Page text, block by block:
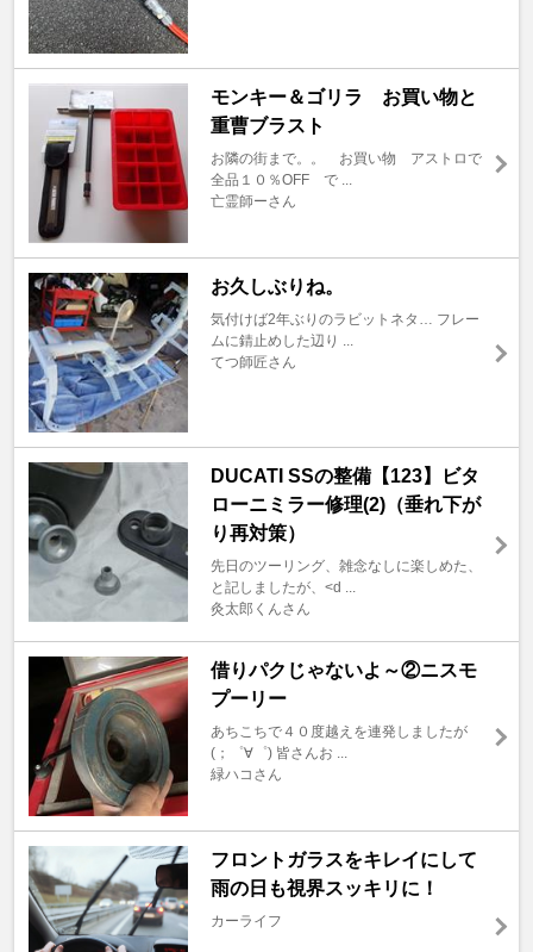
モンキー＆ゴリラ お買い物と
重曹ブラスト
お隣の街まで。。 お買い物 アストロで
全品１０％OFF で ...
亡霊師ーさん
お久しぶりね。
気付けば2年ぶりのラビットネタ… フレー
ムに錆止めした辺り ...
てつ師匠さん
DUCATI SSの整備【123】ビタ
ローニミラー修理(2)（垂れ下が
り再対策）
先日のツーリング、雑念なしに楽しめた、
と記しましたが、<d ...
灸太郎くんさん
借りパクじゃないよ～②ニスモ
プーリー
あちこちで４０度越えを連発しましたが
(；゜∀゜) 皆さんお ...
緑ハコさん
フロントガラスをキレイにして
雨の日も視界スッキリに！
カーライフ